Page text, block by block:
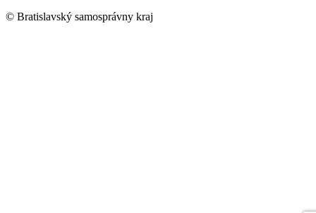
© Bratislavský samosprávny kraj